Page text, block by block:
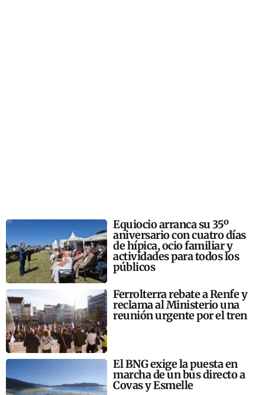
Equiocio arranca su 35º
aniversario con cuatro días
de hípica, ocio familiar y
actividades para todos los
públicos
Ferrolterra rebate a Renfe y
reclama al Ministerio una
reunión urgente por el tren
El BNG exige la puesta en
marcha de un bus directo a
Covas y Esmelle